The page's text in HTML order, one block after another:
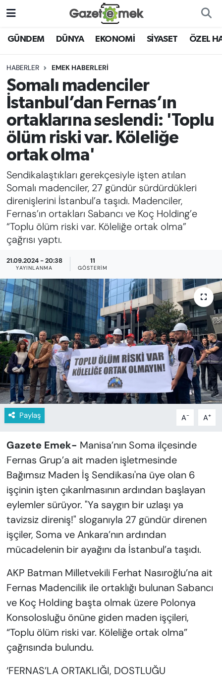
GÜNDEM DÜNYA EKONOMİ SİYASET ÖZEL
HABERLER EMEK HABERLERİ
Somalı madenciler
İstanbul’dan Fernas’ın
ortaklarına seslendi: 'Toplu
ölüm riski var. Köleliğe
ortak olma'
Sendikalaştıkları gerekçesiyle işten atılan
Somalı madenciler, 27 gündür sürdürdükleri
direnişlerini İstanbul’a taşıdı. Madenciler,
Fernas’ın ortakları Sabancı ve Koç Holding’e
“Toplu ölüm riski var. Köleliğe ortak olma”
çağrısı yaptı.
21.09.2024 - 20:38
YAYINLANMA
11
GÖSTERIM
Paylaş A- A+
Gazete Emek- Manisa’nın Soma ilçesinde
Fernas Grup’a ait maden işletmesinde
Bağımsız Maden İş Sendikası'na üye olan 6
işçinin işten çıkarılmasının ardından başlayan
eylemler sürüyor. "Ya saygın bir uzlaşı ya
tavizsiz direniş!" sloganıyla 27 gündür direnen
işçiler, Soma ve Ankara’nın ardından
mücadelenin bir ayağını da İstanbul’a taşıdı.
AKP Batman Milletvekili Ferhat Nasıroğlu’na ait
Fernas Madencilik ile ortaklığı bulunan Sabancı
ve Koç Holding başta olmak üzere Polonya
Konsolosluğu önüne giden maden işçileri,
“Toplu ölüm riski var. Köleliğe ortak olma”
çağrısında bulundu.
‘FERNAS’LA ORTAKLIĞI, DOSTLUĞU
DÜNYA
EKONOMİ
EMEK HABERLERİ
YENİ MEDYADA EMEK
GAZETECİLİĞİNİ GELİŞTİRMEK
FAYDALI BİLGİLER
GÜNDEM
EĞİTİM
KADIN
SPOR
KÜLTÜR-SANAT
MAGAZİN
ÖZEL HABER
YAZAR KÖŞESİ
SİYASET
Nöbetçi Eczaneler
Hava Durumu
İstanbul Namaz Vakitleri
Trafik Durumu
Süper Lig Puan Durumu ve Fikstür
Son Dakika Haberleri
Haber Arşivi